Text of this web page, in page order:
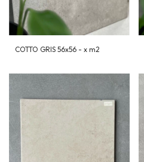
COTTO GRIS 56x56 - x m2